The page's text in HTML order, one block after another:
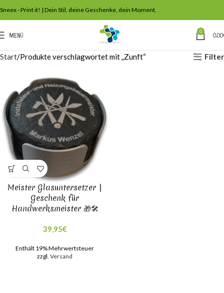
Sneex - Print it! | Dein Stil, deine Geschenke, dein Moment.
MENÜ 0 0,00
Start Produkte verschlagwortet mit „Zunft“ Filter
Meister Glasuntersetzer |
Geschenk für
Handwerksmeister 🎁🛠
39,95€
Enthält 19% Mehrwertsteuer
zzgl. Versand